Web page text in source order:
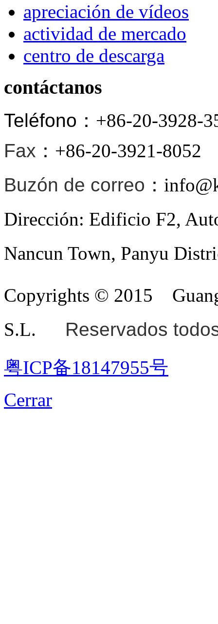
apreciación de vídeos
actividad de mercado
centro de descarga
contáctanos
Teléfono ：+86-20-3928-
Fax ：+86-20-3921-8052
Buzón de correo ：
Dirección: Edificio F2,
Nancun Town, Panyu
Copyrights © 2015
S.L.
Reservados
粤ICP备18147955号
Cerrar